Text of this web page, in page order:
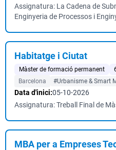
Assignatura: La Cadena de
Enginyeria de Processos i
Habitatge i Ciutat
Màster de formació permanent
Barcelona
#Urbanisme & Smart
Data d'inici:05-10-2026
Assignatura: Treball Final de
MBA per a Empreses